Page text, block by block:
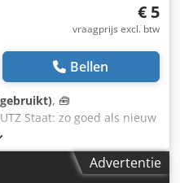
€ 5
vraagprijs excl. btw
Bellen
, 🧰
Staat: zo goed als nieuw
(PP) Kleur: zwart
145 mm Binnenafmetingen:
liter Gewicht: 0,66 kgAdvertentie